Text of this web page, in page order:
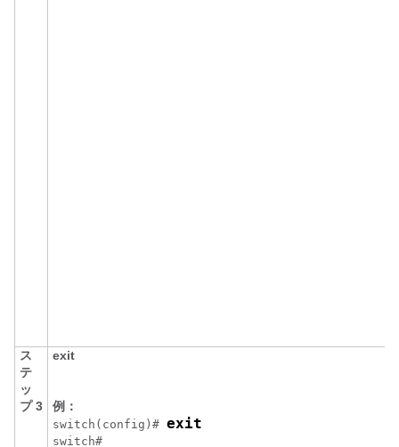
ス
テ
ッ
プ 3
exit
例：
switch(config)# exit
switch#